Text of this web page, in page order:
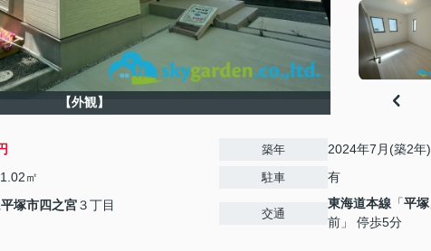
【外観】
㎡
平塚市四之宮３丁目
築年 2024年7月(築2年)
駐車 有
交通
東海道本線 「平塚
前」 停歩5分